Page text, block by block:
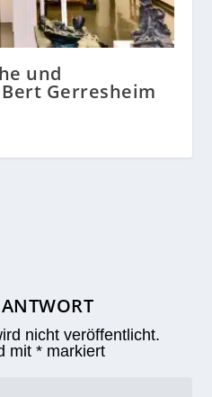
und
Gerresheim
nicht veröffentlicht.
mit* markiert